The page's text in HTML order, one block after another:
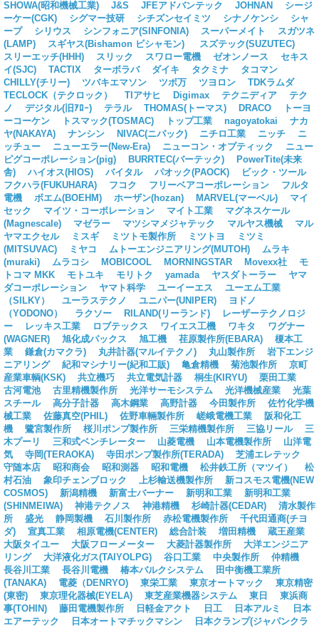
SHOWA(昭和機械工業) J&S JFEアドバンテック JOHNAN
シージ
ーケー(CGK)
シグマー技研 シチズンセイミツ シナノケンシ
シャ
ープ
シリウス シンフォニア(SINFONIA) スーパーメイト
スガツネ
(LAMP)
スギヤス(Bishamon ビシャモン)
スズテック(SUZUTEC)
スリーエッチ(HHH)
スリック スワロー電機 ゼオンノース
セキス
イ(SJC)
TACTIX ターボラバ ダイキ タクミナ
タコマン
CHILLY(チリー)
ツバキエマソン ツボ万 ツヨロン
TDKラムダ
TECLOCK（テクロック）
TIアサヒ Digimax テクニディア
テク
ノ
デジタル(旧ｱﾛｰ) テラル THOMAS(トーマス) DRACO
トーヨ
ーコーケン
トスマック(TOSMAC) トップ工業 nagoyatokai
ナカ
ヤ(NAKAYA)
ナンシン NIVAC(ニバック) ニチロ工業 ニッチ
ニ
ッチュー
ニューエラー(New-Era) ニューコン・オプティック
ニュー
ピグコーポレーション(pig)
BURRTEC(バーテック)
PowerTite(未来
舎)
ハイオス(HIOS) バイタル パオック(PAOCK)
ビック・ツール
フクハラ(FUKUHARA)
フコク フリーベアコーポレーション
フルタ
電機
ボエム(BOEHM) ホーザン(hozan) MARVEL(マーベル)
マイ
セック
マイツ・コーポレーション マイト工業
マグネスケール
(Magnescale)
マゼラー マツシマメジャテック マルヤス機械
マル
ヤマエクセル
ミスギ ミツトモ製作所 ミツトヨ
ミツミ
(MITSUVAC)
ミヤコ ムトーエンジニアリング(MUTOH)
ムラキ
(muraki)
ムラコシ MOBICOOL MORNINGSTAR Movexx社
モ
トコマ MKK
モトユキ モリトク yamada ヤスダトーラー
ヤマ
ダコーポレーション
ヤマト科学 ユーイーエス
ユーエム工業
（SILKY）
ユーラステクノ ユニパー(UNIPER)
ヨドノ
（YODONO）
ラクソー RILAND(リーランド)
レーザーテクノロジ
ー
レッキス工業 ロブテックス ワイエス工機 ワキタ
ワグナー
(WAGNER)
旭化成パックス 旭工機 荏原製作所(EBARA)
榎本工
業
鎌倉(カマクラ) 丸井計器(マルイテクノ) 丸山製作所
岩下エンジ
ニアリング
紀和マシナリー(紀和工販) 亀倉精機 菊池製作所
京町
産業車輌(KSK)
共立機巧 共立電気計器 桐生(KIRYU)
栗田工業
古河電池
古里精機製作所 光洋サーモシステム 光洋機械産業
光葉
スチール
高分子計器 高木鋼業 高野計器 今田製作所
佐竹化学機
械工業
佐藤真空(PHIL) 佐野車輛製作所 嵯峨電機工業
阪和化工
機
鷺宮製作所 桜川ポンプ製作所 三栄精機製作所 三協リール
三
木プーリ
三和式ベンチレーター 山菱電機 山本電機製作所
山洋電
気
寺岡(TERAOKA) 寺田ポンプ製作所(TERADA)
芝浦エレテック
守随本店
昭和商会 昭和測器 昭和電機 松井鉄工所（マツイ）
松
村石油
象印チェンブロック 上杉輸送機製作所
新コスモス電機(NEW
COSMOS)
新潟精機 新富士バーナー 新明和工業
新明和工業
(SHINMEIWA)
神港テクノス 神港精機 杉崎計器(CEDAR)
清水製作
所
盛光 静岡製機 石川製作所 赤松電機製作所
千代田通商(チヨ
ダ)
宣真工業 相原電機(CENTER) 総合計装 増田精機
蔵王産業
大阪タイユー
大阪フローメーター 大菱計器製作所
大洋エンジニア
リング
大洋液化ガス(TAIYOLPG) 谷口工業 中央製作所
仲精機
長谷川工業
長谷川電機 椿本バルクシステム
田中衡機工業所
(TANAKA)
電菱（DENRYO) 東栄工業 東京オートマック
東京精密
(東密)
東京理化器械(EYELA) 東芝産業機器システム 東日
東浜商
事(TOHIN)
藤田電機製作所 日軽金アクト 日工 日本アルミ
日本
エアーテック
日本オートマチックマシン
日本クランプ(ジャパンクラ